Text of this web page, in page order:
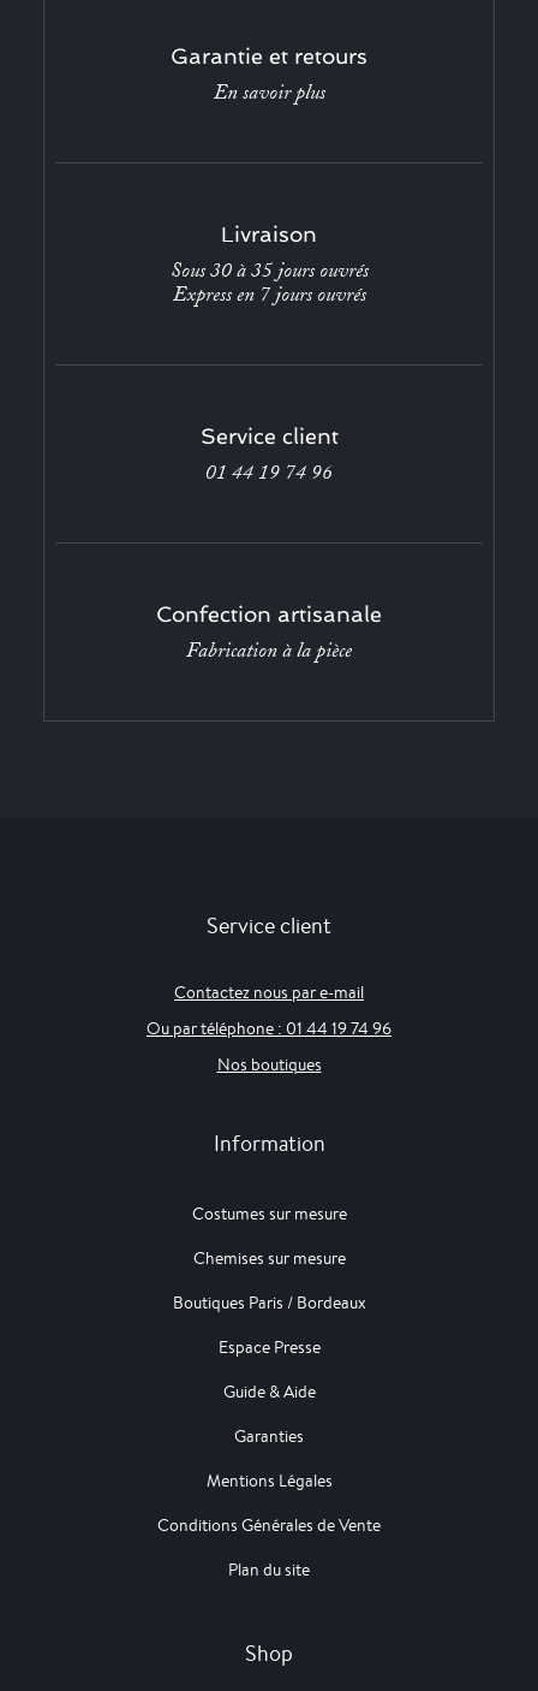
Garantie et retours
En savoir plus
Livraison
Sous 30 à 35 jours ouvrés
Express en 7 jours ouvrés
Service client
01 44 19 74 96
Confection artisanale
Fabrication à la pièce
Service client
Contactez nous par e-mail
Ou par téléphone : 01 44 19 74 96
Nos boutiques
Information
Costumes sur mesure
Chemises sur mesure
Boutiques Paris / Bordeaux
Espace Presse
Guide & Aide
Garanties
Mentions Légales
Conditions Générales de Vente
Plan du site
Shop